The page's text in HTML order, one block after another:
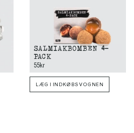
SALMIAKBOMBEN 4-
PACK
55kr
LÆG I INDKØBSVOGNEN